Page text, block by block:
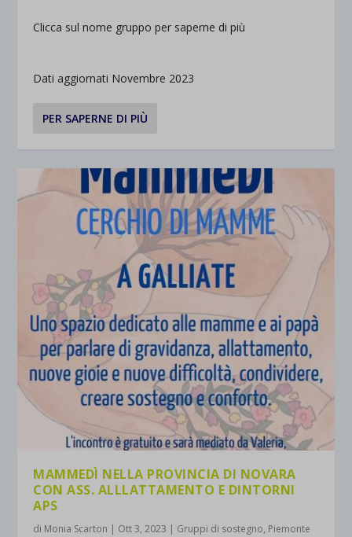
Clicca sul nome gruppo per saperne di più
Dati aggiornati Novembre 2023
PER SAPERNE DI PIÙ
MAMMEDÌ NELLA PROVINCIA DI NOVARA
CON ASS. ALLLATTAMENTO E DINTORNI
APS
di Monia Scarton | Ott 3, 2023 | Gruppi di sostegno, Piemonte